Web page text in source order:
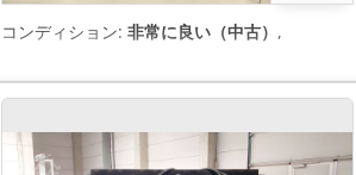
コンディション: 非常に良い（中古） ,